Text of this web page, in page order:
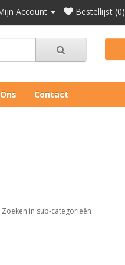
Account Bestellijst (0)
Contact
Zoeken in sub-categorieën